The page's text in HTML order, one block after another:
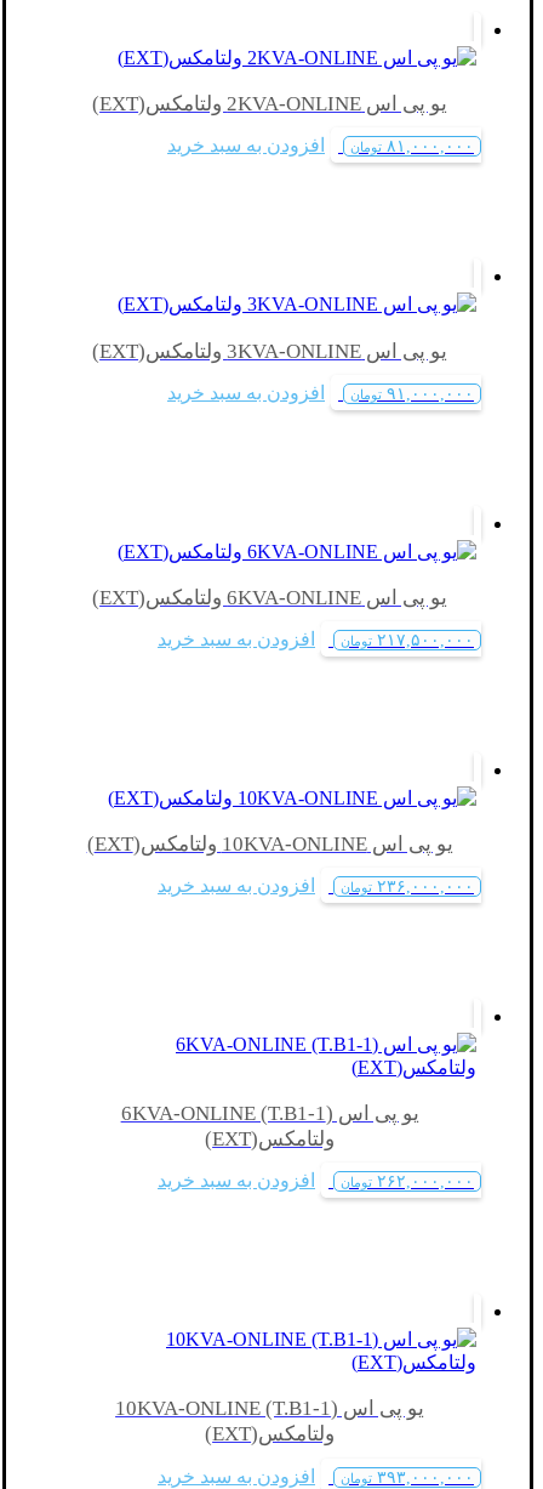
یو پی اس 2KVA-ONLINE ولتامکس(EXT)
۸۱,۰۰۰,۰۰۰ تومان افزودن به سبد خرید
یو پی اس 3KVA-ONLINE ولتامکس(EXT)
۹۱,۰۰۰,۰۰۰ تومان افزودن به سبد خرید
یو پی اس 6KVA-ONLINE ولتامکس(EXT)
۲۱۷,۵۰۰,۰۰۰ تومان افزودن به سبد خرید
یو پی اس 10KVA-ONLINE ولتامکس(EXT)
۲۳۶,۰۰۰,۰۰۰ تومان افزودن به سبد خرید
یو پی اس (6KVA-ONLINE (T.B1-1
ولتامکس(EXT)
۲۶۲,۰۰۰,۰۰۰ تومان افزودن به سبد خرید
یو پی اس (10KVA-ONLINE (T.B1-1
ولتامکس(EXT)
۳۹۳,۰۰۰,۰۰۰ تومان افزودن به سبد خرید